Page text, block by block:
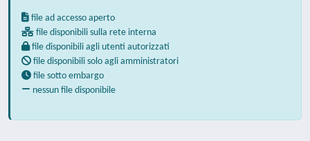
file ad accesso aperto
file disponibili sulla rete interna
file disponibili agli utenti autorizzati
file disponibili solo agli amministratori
file sotto embargo
nessun file disponibile